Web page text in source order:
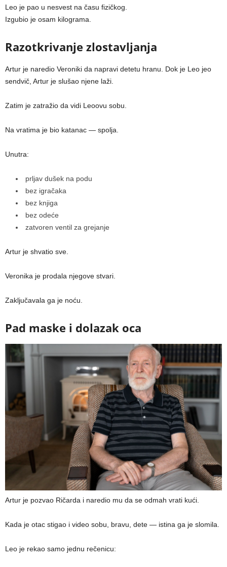
Leo je paо u nesvest na času fizičkog.
Izgubio je osam kilograma.
Razotkrivanje zlostavljanja
Artur je naredio Veroniki da napravi detetu hranu. Dok je Leo jeo
sendvič, Artur je slušao njene laži.
Zatim je zatražio da vidi Leoovu sobu.
Na vratima je bio katanac — spolja.
Unutra:
prljav dušek na podu
bez igračaka
bez knjiga
bez odeće
zatvoren ventil za grejanje
Artur je shvatio sve.
Veronika je prodala njegove stvari.
Zaključavala ga je noću.
Pad maske i dolazak oca
Artur je pozvao Ričarda i naredio mu da se odmah vrati kući.
Kada je otac stigao i video sobu, bravu, dete — istina ga je slomila.
Leo je rekao samo jednu rečenicu: